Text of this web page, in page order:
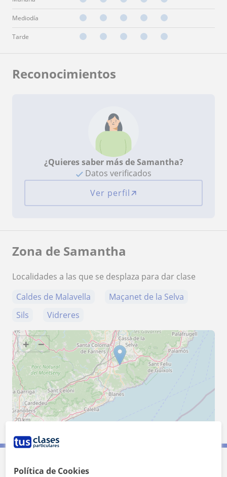
Mediodía
Tarde
Reconocimientos
¿Quieres saber más de Samantha?
Datos verificados
Ver perfil
Zona de Samantha
Localidades a las que se desplaza para dar clase
Caldes de Malavella
Maçanet de la Selva
Sils
Vidreres
+ −
20 km
Política de Cookies